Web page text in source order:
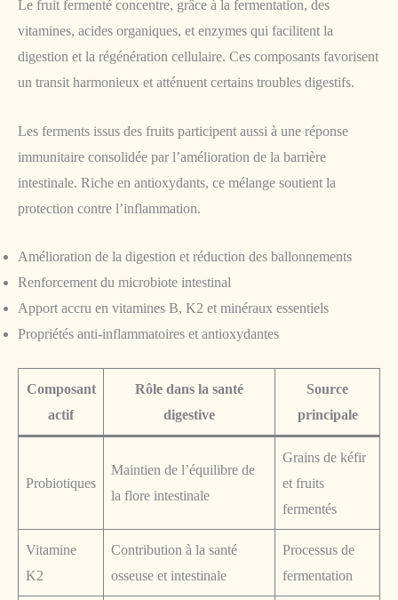
Le fruit fermenté concentre, grâce à la fermentation, des
vitamines, acides organiques, et enzymes qui facilitent la
digestion et la régénération cellulaire. Ces composants favorisent
un transit harmonieux et atténuent certains troubles digestifs.
Les ferments issus des fruits participent aussi à une réponse
immunitaire consolidée par l’amélioration de la barrière
intestinale. Riche en antioxydants, ce mélange soutient la
protection contre l’inflammation.
Amélioration de la digestion et réduction des ballonnements
Renforcement du microbiote intestinal
Apport accru en vitamines B, K2 et minéraux essentiels
Propriétés anti-inflammatoires et antioxydantes
Composant
actif
Rôle dans la santé
digestive
Source
principale
Probiotiques
Maintien de l’équilibre de
la flore intestinale
Grains de kéfir
et fruits
fermentés
Vitamine
K2
Contribution à la santé
osseuse et intestinale
Processus de
fermentation